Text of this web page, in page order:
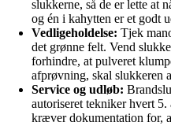
slukkerne, så de er lette at
og én i kahytten er et godt
Vedligeholdelse: Tjek
det grønne felt. Vend
forhindre, at pulveret
afprøvning, skal slukkeren
Service og udløb:
autoriseret tekniker hvert
kræver dokumentation for,